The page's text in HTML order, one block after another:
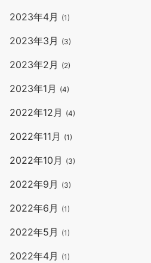
2023年4月 (1)
2023年3月 (3)
2023年2月 (2)
2023年1月 (4)
2022年12月 (4)
2022年11月 (1)
2022年10月 (3)
2022年9月 (3)
2022年6月 (1)
2022年5月 (1)
2022年4月 (1)